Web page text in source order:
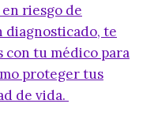
riesgo de
diagnosticado, te
con tu médico para
proteger tus
de vida.